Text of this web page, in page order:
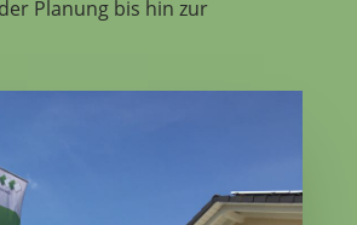
Planung bis hin zur